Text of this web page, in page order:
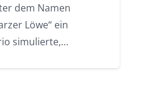
dem Namen
Löwe“ ein
simulierte,…